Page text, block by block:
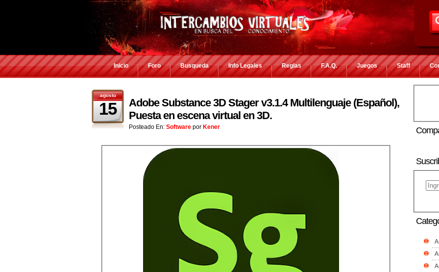
Inicio Foro Busqueda Info Legales Reglas F.A.Q. Juegos Staff
agosto
15
Adobe Substance 3D Stager v3.1.4 Multilenguaje (Español),
Puesta en escena virtual en 3D.
Posteado En: Software por Kener